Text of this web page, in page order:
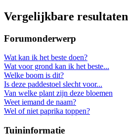
Vergelijkbare resultaten
Forumonderwerp
Wat kan ik het beste doen?
Wat voor grond kan ik het beste...
Welke boom is dit?
Is deze paddestoel slecht voor...
Van welke plant zijn deze bloemen
Weet iemand de naam?
Wel of niet paprika toppen?
Tuininformatie